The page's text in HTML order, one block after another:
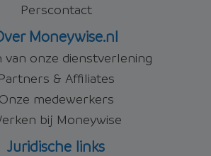
Perscontact
Moneywise.nl
van onze dienstverlening
Partners & Affiliates
Onze medewerkers
bij Moneywise
Juridische links